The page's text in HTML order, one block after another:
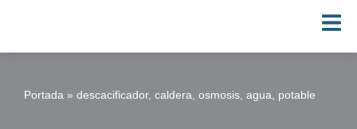
Portada » descacificador, caldera, osmosis, agua, potable